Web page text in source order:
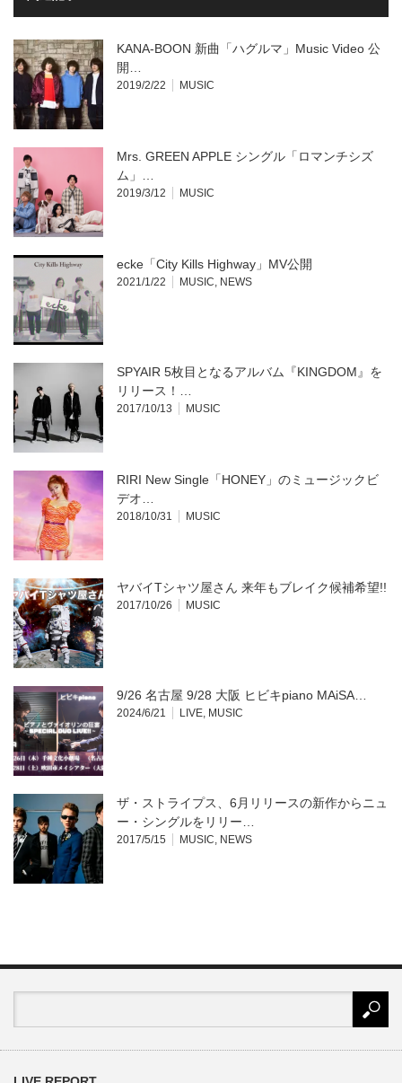
ウ
で
開
き
ま
す)
い
(新
し
い
ウ
ィ
ン
ド
ウ
KANA-BOON 新曲「ハグルマ」Music Video 公
開…
2019/2/22 MUSIC
Mrs. GREEN APPLE シングル「ロマンチシズ
ム」…
2019/3/12 MUSIC
ecke「City Kills Highway」MV公開
2021/1/22 MUSIC, NEWS
SPYAIR 5枚目となるアルバム『KINGDOM』を
リリース！…
2017/10/13 MUSIC
RIRI New Single「HONEY」のミュージックビ
デオ…
2018/10/31 MUSIC
ヤバイTシャツ屋さん 来年もブレイク候補希望!!
2017/10/26 MUSIC
9/26 名古屋 9/28 大阪 ヒビキpiano MAiSA…
2024/6/21 LIVE, MUSIC
ザ・ストライプス、6月リリースの新作からニュ
ー・シングルをリリー…
2017/5/15 MUSIC, NEWS